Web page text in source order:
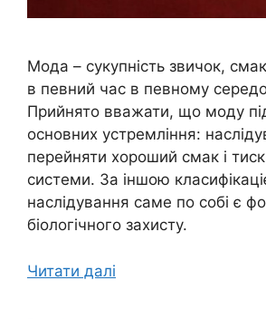
Мода – сукупність звичок,
в певний час в певному
Прийнято вважати, що моду
основних устремління:
перейняти хороший смак і тиск
системи. За іншою
наслідування саме по собі є
біологічного захисту.
Читати далі